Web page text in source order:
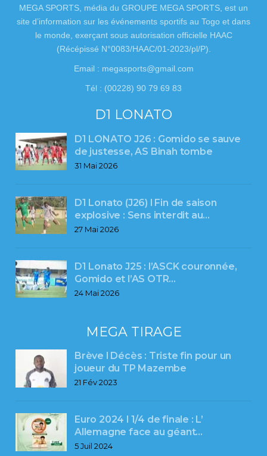
MEGA SPORTS, média du GROUPE MEGA SPORTS, est un
site d’information sur les événements sportifs au Togo et dans
le monde, exerçant sous autorisation officielle HAAC
(Récépissé N°0083/HAAC/01-2023/pl/P).
Email : megasports@gmail.com
Tél : (00228) 90 79 69 83
D1 LONATO
D1 LONATO J26 : Gomido se sauve
de justesse, AS Binah tombe
31 Mai 2026
D1 Lonato (J26) l Fin de saison
explosive : Sens interdit au…
27 Mai 2026
D1 Lonato J25 : l’ASCK couronnée,
Gomido et l’AS OTR…
24 Mai 2026
MEGA TIRAGE
Brève l Décès : Triste fin pour un
joueur du TP Mazembe
21 Fév 2023
Euro 2024 l 1/4 de finale : L’
Allemagne face au géant…
5 Juil 2024